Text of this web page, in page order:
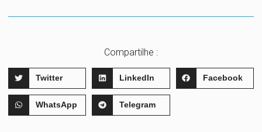
Compartilhe :
Twitter LinkedIn Facebook
WhatsApp Telegram